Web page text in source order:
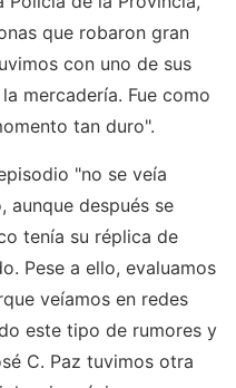
que robaron gran
con uno de sus
mercadería. Fue como
tan duro".
"no se veía
aunque después se
tenía su réplica de
Pese a ello, evaluamos
veíamos en redes
este tipo de rumores y
C. Paz tuvimos otra